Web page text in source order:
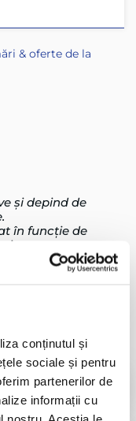
conținutul și
sociale și pentru
partenerilor de
informații cu
nostru. Aceștia le
& oferte de la
și depind de
în funcție de